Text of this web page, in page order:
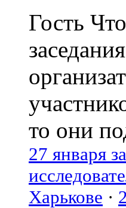
Гость
то они
27 января
Харькове ·